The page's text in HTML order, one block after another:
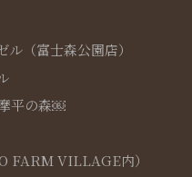
（富士森公園店）
平の森￼
FARM VILLAGE内）